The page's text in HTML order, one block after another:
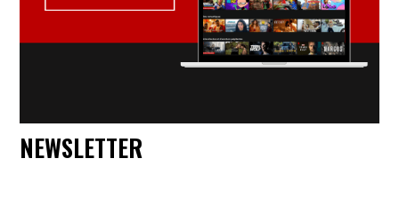
NEWSLETTER